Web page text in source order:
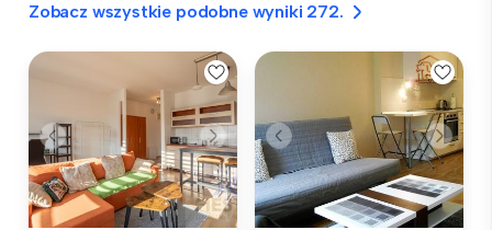
Zobacz wszystkie podobne wyniki 272.